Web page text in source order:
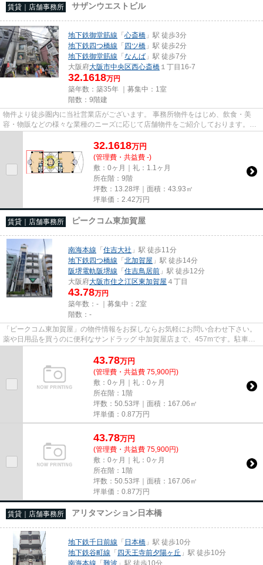
賃貸｜店舗事務所 サザンウエストビル
地下鉄御堂筋線 「心斎橋 」駅 徒歩3分
地下鉄四つ橋線 「四ツ橋 」駅 徒歩2分
地下鉄御堂筋線 「なんば 」駅 徒歩7分
大阪府大阪市中央区西心斎橋 １丁目16-7
32.1618万円
築年数：築35年 ｜募集中： 1室
階数：9階建
物件より徒歩圏内に当社営業店がございます。 事務所物件をはじめ、飲食・美
容・物販などの様々な業種のニーズに応じて店舗物件をご紹介しております。
尚、弊社ではおとり広告は一切...
32.1618万円
(管理費・共益費 -)
敷：0ヶ月｜礼：1.1ヶ月
所在階：9階
坪数：13.28坪｜面積：43.93㎡
坪単価： 2.42万円
賃貸｜店舗事務所 ピークコム東加賀屋
南海本線 「住吉大社 」駅 徒歩11分
地下鉄四つ橋線 「北加賀屋 」駅 徒歩14分
阪堺電軌阪堺線 「住吉鳥居前 」駅 徒歩12分
大阪府大阪市住之江区東加賀屋 ４丁目
43.78万円
築年数：- ｜募集中： 2室
階数：-
「ピークコム東加賀屋」の物件情報をお探しならお気軽にお問い合わせ下さい。
薬や日用品を買うのに便利なサンドラッグ 中加賀屋店まで、457mです。駐車場
まで200mの物件、いかがでしょ...
43.78万円
(管理費・共益費 75,900円)
敷：0ヶ月｜礼：0ヶ月
所在階：1階
坪数：50.53坪｜面積：167.06㎡
坪単価： 0.87万円
43.78万円
(管理費・共益費 75,900円)
敷：0ヶ月｜礼：0ヶ月
所在階：1階
坪数：50.53坪｜面積：167.06㎡
坪単価： 0.87万円
賃貸｜店舗事務所 アリタマンション日本橋
地下鉄千日前線 「 日本橋 」駅 徒歩10分
地下鉄谷町線 「四天王寺前夕陽ヶ丘 」駅 徒歩10分
南海本線 「難波 」駅 徒歩10分